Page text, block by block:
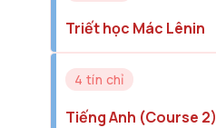
Triết học Mác Lênin
4 tín chỉ
Tiếng Anh (Course 2)